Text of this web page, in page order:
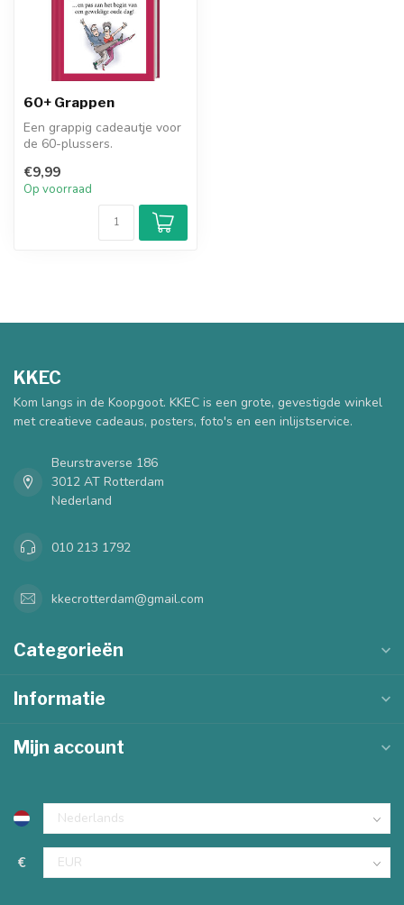
60+ Grappen
Een grappig cadeautje voor
de 60-plussers.
€9,99
Op voorraad
KKEC
Kom langs in de Koopgoot. KKEC is een grote, gevestigde winkel
met creatieve cadeaus, posters, foto's en een inlijstservice.
Beurstraverse 186
3012 AT Rotterdam
Nederland
010 213 1792
kkecrotterdam@gmail.com
Categorieën
Informatie
Mijn account
€